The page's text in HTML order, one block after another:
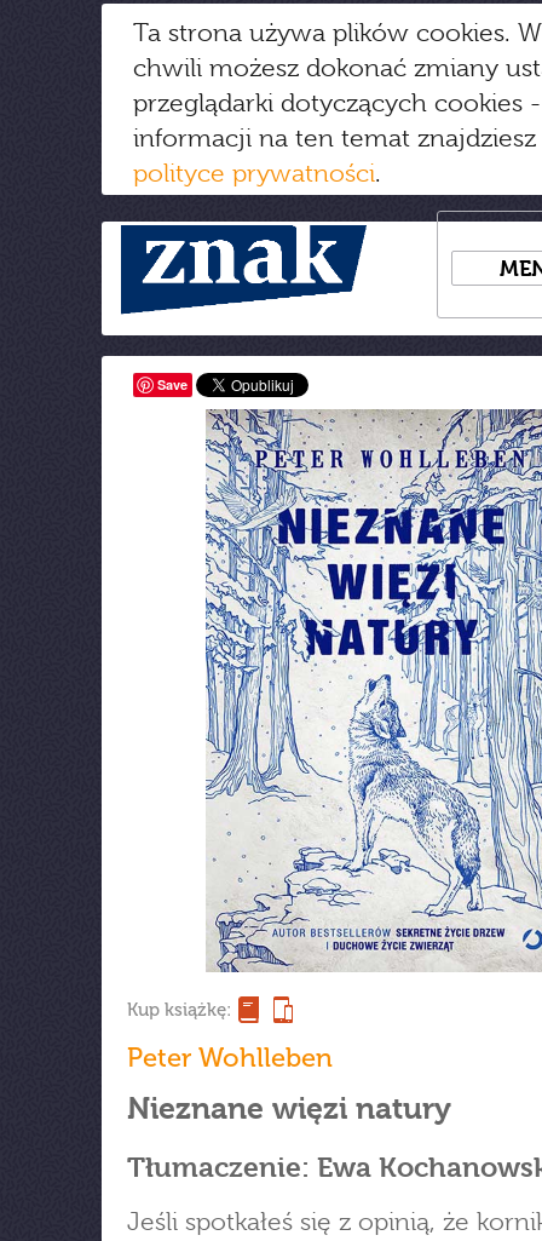
Ta strona używa plików cookies.
chwili możesz dokonać zmiany
przeglądarki dotyczących cookies
informacji na ten temat
polityce prywatności.
Save
Kup książkę:
Peter Wohlleben
Nieznane więzi natury
Tłumaczenie: Ewa
Jeśli spotkałeś się z opinią, że